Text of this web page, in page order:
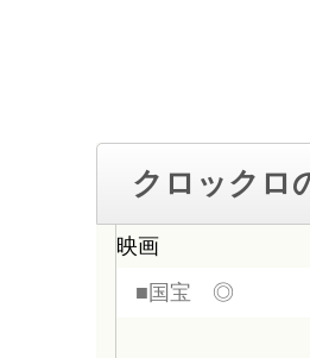
クロックロ
映画
■国宝 ◎